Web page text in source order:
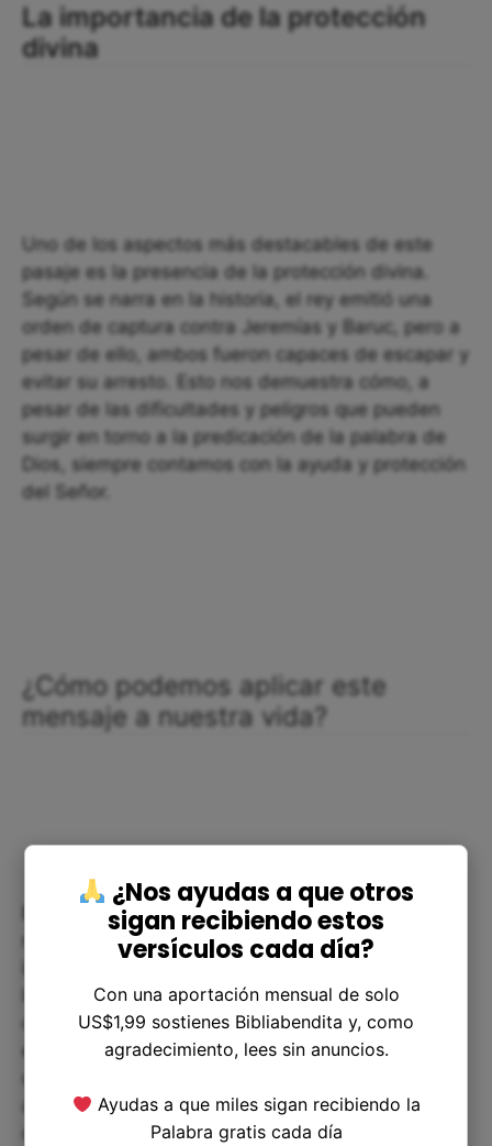
La importancia de la protección
divina
Uno de los aspectos más destacables de este
pasaje es la presencia de la protección divina.
Según se narra en la historia, el rey emitió una
orden de captura contra Jeremías y Baruc, pero a
pesar de ello, ambos fueron capaces de escapar y
evitar su arresto. Esto nos demuestra cómo, a
pesar de las dificultades y peligros que pueden
surgir en torno a la predicación de la palabra de
Dios, siempre contamos con la ayuda y protección
del Señor.
¿Cómo podemos aplicar este
mensaje a nuestra vida?
En la sociedad actual, hablar abiertamente sobre
religión puede resultar complicado y en ocasiones
las personas que sienten la necesidad de
compartir sus creencias y experiencias de fe. En
este sentido, Jeremías 36:26 nos puede ofrecer
aunque el camino no siempre sea fácil, siempre
contamos con la mano de Dios guiándonos hacia
¿Nos ayudas a que otros
sigan recibiendo estos
versículos cada día?
Con una aportación mensual de solo
US$1,99 sostienes Bibliabendita y, como
agradecimiento, lees sin anuncios.
Ayudas a que miles sigan recibiendo la
Palabra gratis cada día